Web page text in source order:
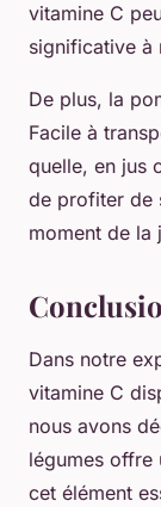
vitamine C
significative à
De plus, la
Facile à
quelle, en jus
de profiter de
moment de la
Dans notre
vitamine C
nous avons
légumes offre
cet élément